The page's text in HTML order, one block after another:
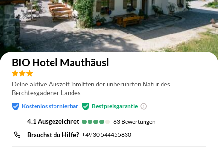
Auf der Karte anzeigen
BIO Hotel Mauthäusl
Deine aktive Auszeit inmitten der unberührten Natur des
Berchtesgadener Landes
Kostenlos stornierbar Bestpreisgarantie
4.1 ausgezeichnet 63 Bewertungen
Brauchst du Hilfe? +49 30 544455830